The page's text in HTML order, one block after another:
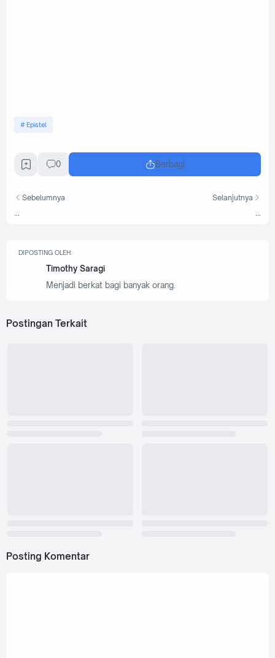
Epistel
0 Berbagi
Sebelumnya Selanjutnya
DIPOSTING OLEH:
Timothy Saragi
Menjadi berkat bagi banyak orang.
Postingan Terkait
Posting Komentar